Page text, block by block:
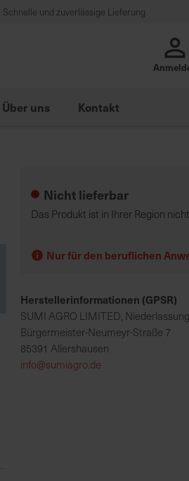
Schnelle und zuverlässige Lieferung
Über uns Kontakt
Nicht lieferbar
Das Produkt ist in Ihrer Region
Nur für den beruflichen
Herstellerinformationen (GPSR)
SUMI AGRO LIMITED,
Bürgermeister-Neumeyr-Straße 7
85391 Allershausen
info@sumiagro.de